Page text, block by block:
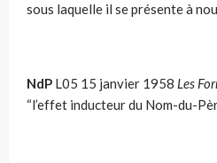
sous laquelle il se présente à
NdP L05 15 janvier 1958 Les
“l’effet inducteur du Nom-du-